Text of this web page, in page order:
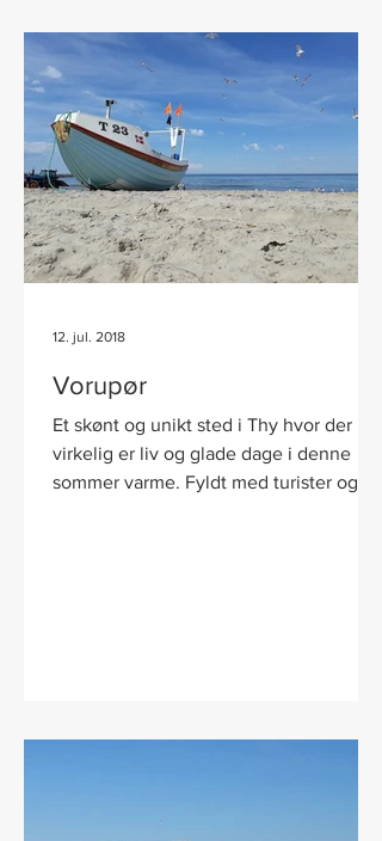
Vorupør
Et skønt og unikt sted i Thy hvor der
virkelig er liv og glade dage i denne
sommer varme. Fyldt med turister og
12. jul. 2018